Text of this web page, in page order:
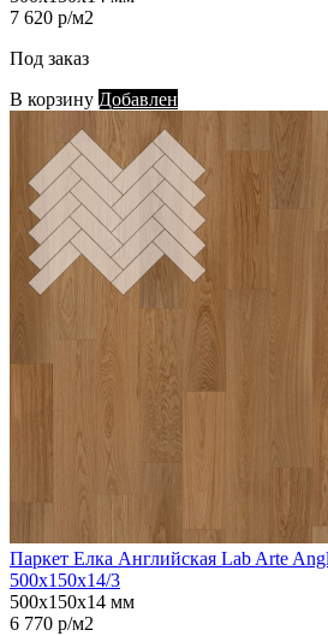
7 620 р/м2
Под заказ
В корзину Добавлен
Паркет Елка Английская Lab Arte
500х150х14/3
500х150х14 мм
6 770 р/м2